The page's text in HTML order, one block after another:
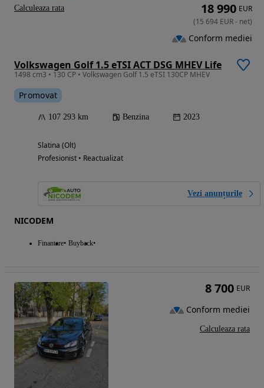
Volkswagen Golf 1.5 eTSI ACT DSG MHEV Life
1498 cm3 • 130 CP • Volkswagen Golf 1.5 eTSI 130CP MHEV
Promovat
107 293 km Benzina 2023
Slatina (Olt)
Profesionist • Reactualizat
Vezi anunțurile
NICODEM
Finantare Buyback
18 990 EUR
(15 694 EUR- net)
Conform mediei
Calculeaza rata
8 700 EUR
Conform mediei
Calculeaza rata